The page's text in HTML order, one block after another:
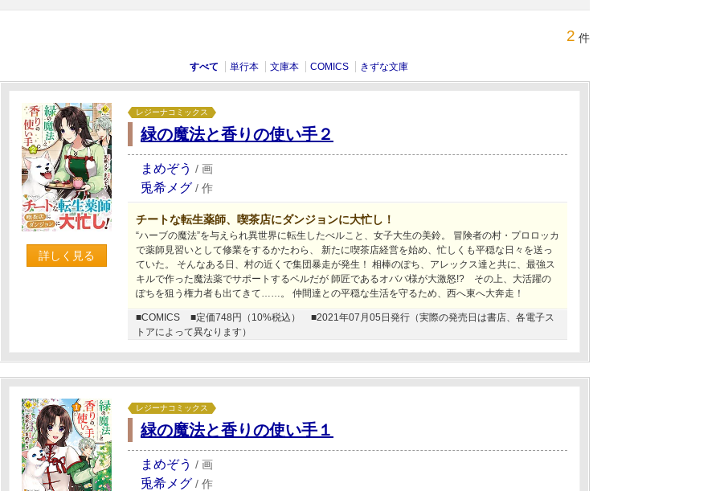
2 件
すべて 単行本 文庫本 COMICS きずな文庫
詳しく見る
レジーナコミックス
緑の魔法と香りの使い手２
まめぞう / 画
兎希メグ / 作
チートな転生薬師、喫茶店にダンジョンに大忙し！
“ハーブの魔法”を与えられ異世界に転生したべルこと、女子大生の美鈴。 冒険者の村・プロロッカ
で薬師見習いとして修業をするかたわら、 新たに喫茶店経営を始め、忙しくも平穏な日々を送っ
ていた。 そんなある日、村の近くで集団暴走が発生！ 相棒のぽち、アレックス達と共に、最強ス
キルで作った魔法薬でサポートするベルだが 師匠であるオババ様が大激怒!? その上、大活躍の
ぽちを狙う権力者も出てきて……。 仲間達との平穏な生活を守るため、西へ東へ大奔走！
■COMICS ■定価748円（10%税込）
■2021年07月05日発行（実際の発売日は書店、各電子ス
トアによって異なります）
レジーナコミックス
緑の魔法と香りの使い手１
まめぞう / 画
兎希メグ / 作